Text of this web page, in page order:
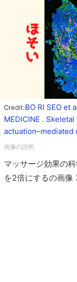
Credit:BO RI SEO et
MEDICINE .
actuation–mediated
マッサージ効果の
を2倍にするの画像